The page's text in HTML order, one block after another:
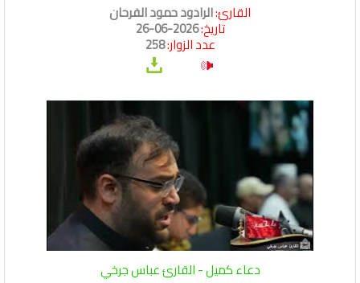
القارئ:الرادود حمود الفرحان
تاريخ:2026-06-26
عدد الزوار:258
دعاء كميل - القارئ عباس جرخي